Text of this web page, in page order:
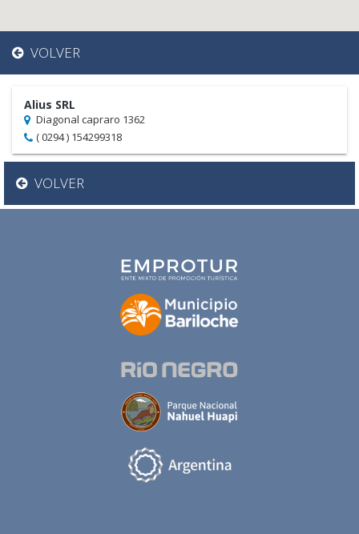
VOLVER
Alius SRL
Diagonal capraro 1362
( 0294 ) 154299318
VOLVER